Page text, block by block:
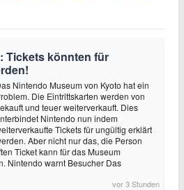
Tickets könnten für
Nintendo Museum von Kyoto hat ein
Die Eintrittskarten werden von
und teuer weiterverkauft. Dies
Nintendo nun indem
Tickets für ungültig erklärt
Aber nicht nur das, die Person
Ticket kann für das Museum
Nintendo warnt Besucher Das
vor 3 Stunden